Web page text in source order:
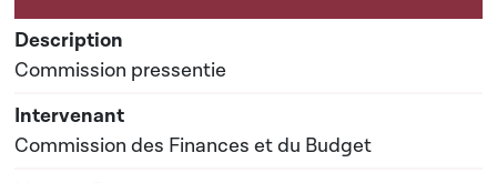
Commission pressentie
Commission des Finances et du Budget